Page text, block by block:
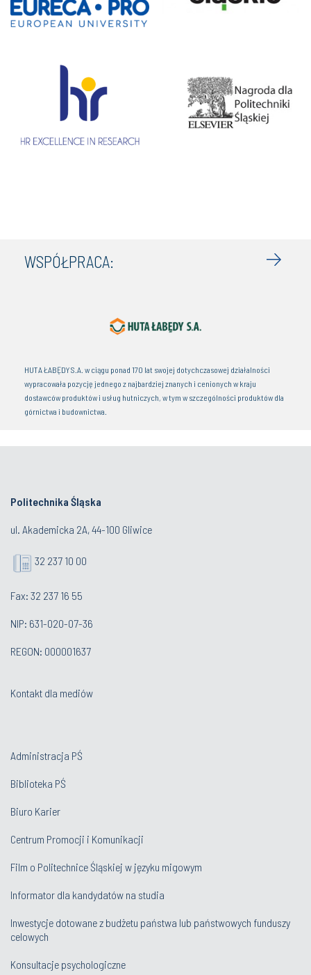
WSPÓŁPRACA:
HUTA ŁABĘDY S.A. w ciągu ponad 170 lat swojej dotychczasowej działalności
wypracowała pozycję jednego z najbardziej znanych i cenionych w kraju
dostawców produktów i usług hutniczych, w tym w szczególności produktów dla
górnictwa i budownictwa.
Politechnika Śląska
ul. Akademicka 2A, 44-100 Gliwice
32 237 10 00
Fax: 32 237 16 55
NIP: 631-020-07-36
REGON: 000001637
Kontakt dla mediów
Administracja PŚ
Biblioteka PŚ
Biuro Karier
Centrum Promocji i Komunikacji
Film o Politechnice Śląskiej w języku migowym
Informator dla kandydatów na studia
Inwestycje dotowane z budżetu państwa lub państwowych funduszy
celowych
Konsultacje psychologiczne